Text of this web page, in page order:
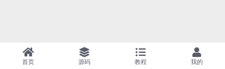
首页 源码 教程 我的